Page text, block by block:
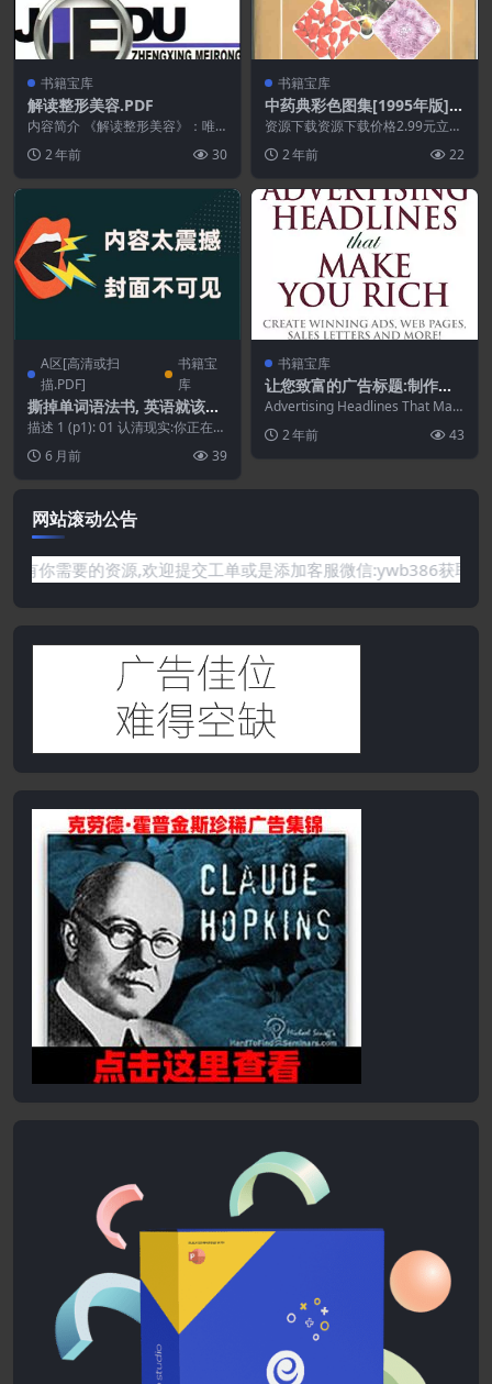
书籍宝库
解读整形美容.PDF
内容简介 《解读整形美容》：唯
懂，但它的内涵却非常丰...
2 年前 30
书籍宝库
中药典彩色图集[1995年版].P
DF
资源下载资源下载价格2.99元立即
2 年前 22
A区[高清或扫
描.PDF]
书籍宝
库
撕掉单词语法书, 英语就该这
样学.PDF
描述 1 (p1): 01 认清现实:你正在坚
底 ...6 月前 39
书籍宝库
让您致富的广告标题:制作获
奖广告、网页、销售信等.PD
F
Advertising Headlines That Mak
2 年前 43
网站滚动公告
的资源,欢迎提交工单或是添加客服微信:ywb386获取帮助！